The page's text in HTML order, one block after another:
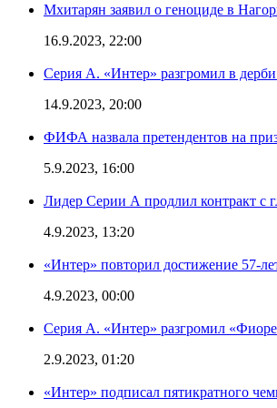
Мхитарян заявил о геноциде в
16.9.2023, 22:00
Серия А. «Интер» разгромил в
14.9.2023, 20:00
ФИФА назвала претендентов на
5.9.2023, 16:00
Лидер Серии А продлил контракт с
4.9.2023, 13:20
«Интер» повторил достижение 57-
4.9.2023, 00:00
Серия А. «Интер» разгромил
2.9.2023, 01:20
«Интер» подписал пятикратного